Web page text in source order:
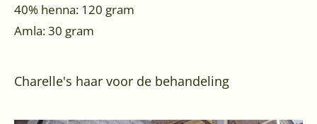
40% henna: 120 gram
Amla: 30 gram
Charelle's haar voor de behandeling